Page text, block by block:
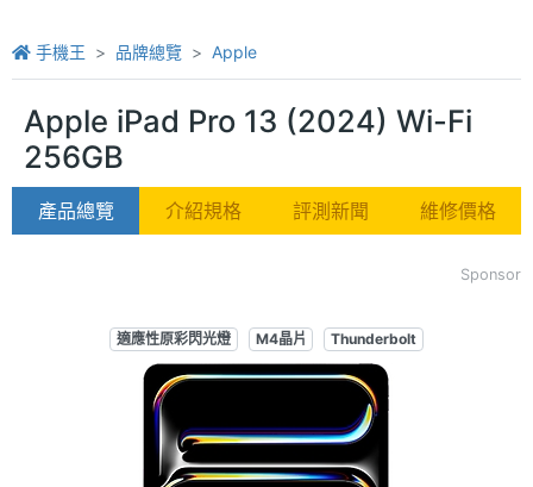
手機王 品牌總覽 Apple
Apple iPad Pro 13 (2024) Wi-Fi
256GB
產品總覽 介紹規格 評測新聞 維修價格
Sponsor
適應性原彩閃光燈 M4晶片 Thunderbolt